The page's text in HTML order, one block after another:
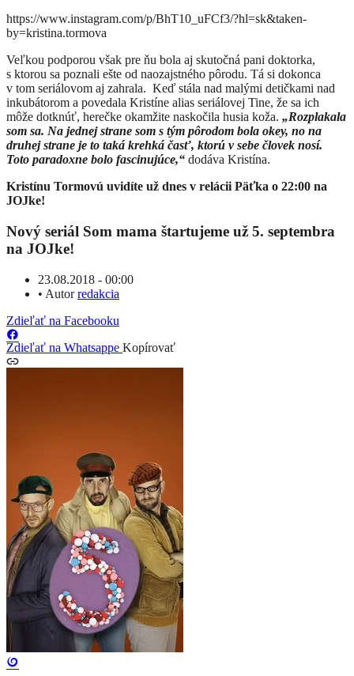
https://www.instagram.com/p/BhT10_uFCf3/?hl=sk&taken-
by=kristina.tormova
Veľkou podporou však pre ňu bola aj skutočná pani doktorka,
s ktorou sa poznali ešte od naozajstného pôrodu. Tá si dokonca
v tom seriálovom aj zahrala. Keď stála nad malými detičkami nad
inkubátorom a povedala Kristíne alias seriálovej Tine, že sa ich
môže dotknúť, herečke okamžite naskočila husia koža. „Rozplakala
som sa. Na jednej strane som s tým pôrodom bola okey, no na
druhej strane je to taká krehká časť, ktorú v sebe človek nosí.
Toto paradoxne bolo fascinujúce,“ dodáva Kristína.
Kristínu Tormovú uvidíte už dnes v relácii Päťka o 22:00 na
JOJke!
Nový seriál Som mama štartujeme už 5. septembra
na JOJke!
23.08.2018 - 00:00
• Autorredakcia
Zdieľať na Facebooku
Zdieľať na Whatsappe Kopírovať